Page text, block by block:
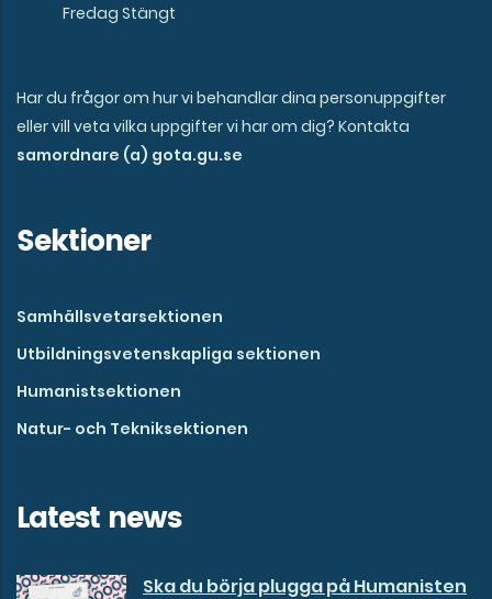
Fredag Stängt
Har du frågor om hur vi behandlar dina personuppgifter
eller vill veta vilka uppgifter vi har om dig? Kontakta
samordnare (a) gota.gu.se
Sektioner
Samhällsvetarsektionen
Utbildningsvetenskapliga sektionen
Humanistsektionen
Natur- och Tekniksektionen
Latest news
Ska du börja plugga på Humanisten